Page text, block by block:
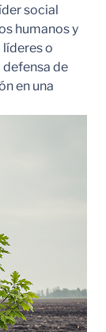
social
humanos y
o
defensa de
en una